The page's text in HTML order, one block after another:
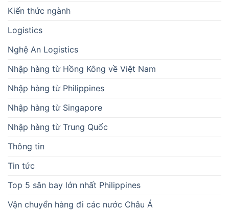
Kiến thức ngành
Logistics
Nghệ An Logistics
Nhập hàng từ Hồng Kông về Việt Nam
Nhập hàng từ Philippines
Nhập hàng từ Singapore
Nhập hàng từ Trung Quốc
Thông tin
Tin tức
Top 5 sân bay lớn nhất Philippines
Vận chuyển hàng đi các nước Châu Á